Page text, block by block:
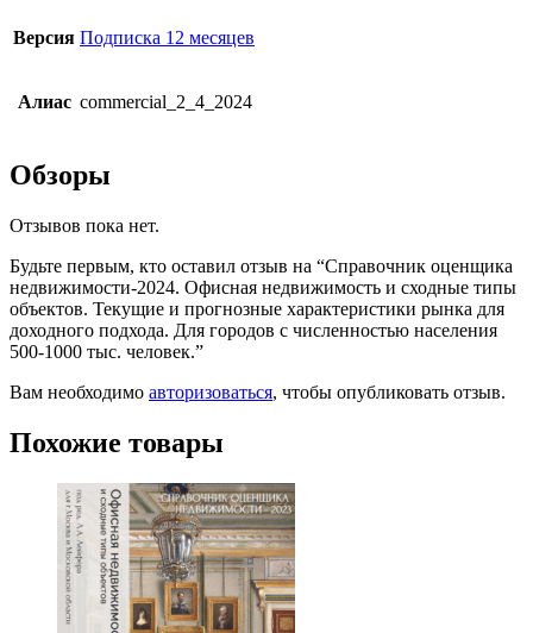
Версия Подписка 12 месяцев
Алиас commercial_2_4_2024
Обзоры
Отзывов пока нет.
Будьте первым, кто оставил отзыв на “Справочник оценщика
недвижимости-2024. Офисная недвижимость и сходные типы
объектов. Текущие и прогнозные характеристики рынка для
доходного подхода. Для городов с численностью населения
500-1000 тыс. человек.”
Вам необходимо авторизоваться, чтобы опубликовать отзыв.
Похожие товары